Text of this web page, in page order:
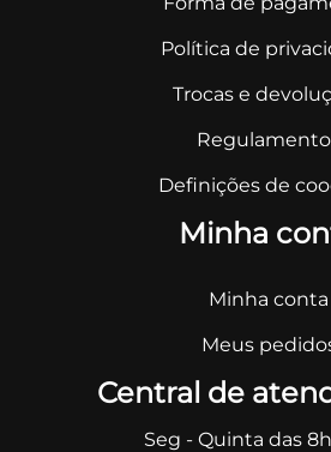
Política de
Trocas e
Definições de
Minha
Minha conta
Meus
Central de
Seg - Quinta das